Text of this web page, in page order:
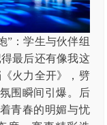
”：学生与伙伴组
最后还有像我这
火力全开》，劈
围瞬间引爆。后
青春的明媚与忧